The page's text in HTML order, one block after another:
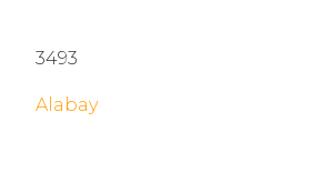
3493
Alabay